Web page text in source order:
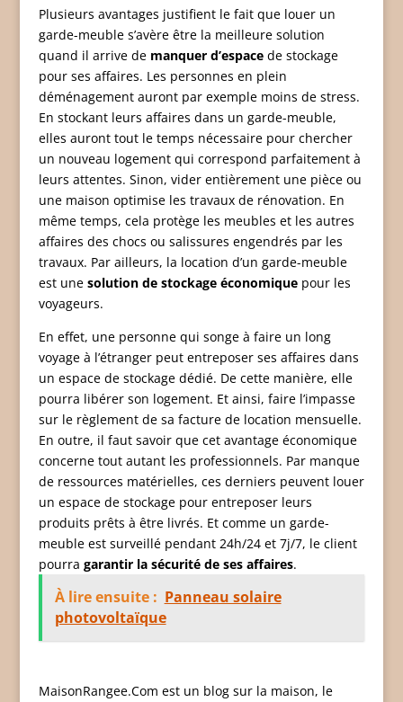
Plusieurs avantages justifient le fait que louer un
garde-meuble s’avère être la meilleure solution
quand il arrive de manquer d’espace de stockage
pour ses affaires. Les personnes en plein
déménagement auront par exemple moins de stress.
En stockant leurs affaires dans un garde-meuble,
elles auront tout le temps nécessaire pour chercher
un nouveau logement qui correspond parfaitement à
leurs attentes. Sinon, vider entièrement une pièce ou
une maison optimise les travaux de rénovation. En
même temps, cela protège les meubles et les autres
affaires des chocs ou salissures engendrés par les
travaux. Par ailleurs, la location d’un garde-meuble
est une solution de stockage économique pour les
voyageurs.
En effet, une personne qui songe à faire un long
voyage à l’étranger peut entreposer ses affaires dans
un espace de stockage dédié. De cette manière, elle
pourra libérer son logement. Et ainsi, faire l’impasse
sur le règlement de sa facture de location mensuelle.
En outre, il faut savoir que cet avantage économique
concerne tout autant les professionnels. Par manque
de ressources matérielles, ces derniers peuvent louer
un espace de stockage pour entreposer leurs
produits prêts à être livrés. Et comme un garde-
meuble est surveillé pendant 24h/24 et 7j/7, le client
pourra garantir la sécurité de ses affaires.
À lire ensuite : Panneau solaire
photovoltaïque
MaisonRangee.Com est un blog sur la maison, le